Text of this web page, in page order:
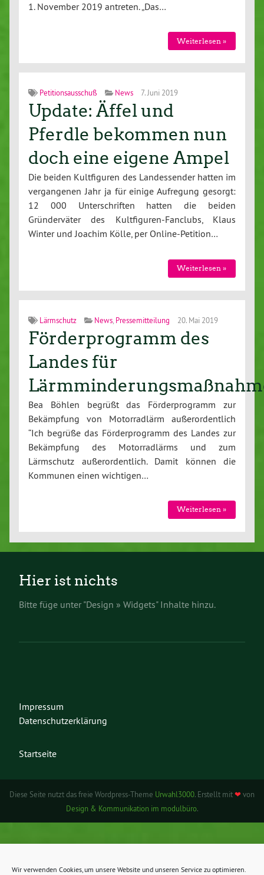
Wir verwenden Cookies, um unsere Website und unseren Service zu optimieren.
1. November 2019 antreten. „Das…
Weiterlesen »
Petitionsausschuß News 7. Juni 2019
Update: Äffel und
Pferdle bekommen nun
doch eine eigene Ampel
Die beiden Kultfiguren des Landessender hatten im
vergangenen Jahr ja für einige Aufregung gesorgt:
12 000 Unterschriften hatten die beiden
Gründerväter des Kultfiguren-Fanclubs, Klaus
Winter und Joachim Kölle, per Online-Petition…
Weiterlesen »
Lärmschutz News Pressemitteilung 20. Mai 2019
Förderprogramm des
Landes für
Bea Böhlen begrüßt das Förderprogramm zur
Bekämpfung von Motorradlärm außerordentlich
“Ich begrüße das Förderprogramm des Landes zur
Bekämpfung des Motorradlärms und zum
Lärmschutz außerordentlich. Damit können die
Kommunen einen wichtigen…
Weiterlesen »
Hier ist nichts
Bitte füge unter "Design » Widgets" Inhalte hinzu.
Impressum
Datenschutzerklärung
Startseite
Diese Seite nutzt das freie Wordpress-Theme Urwahl3000. Erstellt mit❤ von
Design & Kommunikation im modulbüro.